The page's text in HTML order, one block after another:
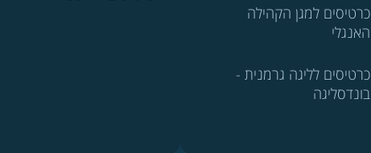
כרטיסים למגן הקהילה
האנגלי
כרטיסים לליגה גרמנית -
בונדסליגה